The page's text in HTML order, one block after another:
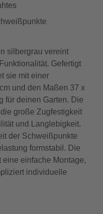
silbergrau vereint
Gefertigt
sie mit einer
und den Maßen 37 x
für deinen Garten. Die
große Zugfestigkeit
und Langlebigkeit.
der Schweißpunkte
formstabil. Die
einfache Montage,
individuelle